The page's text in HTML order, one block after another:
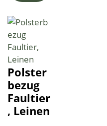
Polster
bezug
Faultier
, Leinen